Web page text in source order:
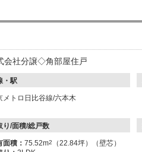
会社分譲◇角部屋住戸
・駅
メトロ日比谷線/六本木
り/面積/総戸数
面積： 75.52m2
（22.84坪）（壁芯）